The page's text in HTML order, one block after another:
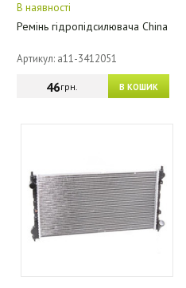
В наявності
Ремінь гідропідсилювача China
Артикул: a11-3412051
В КОШИК
46грн.